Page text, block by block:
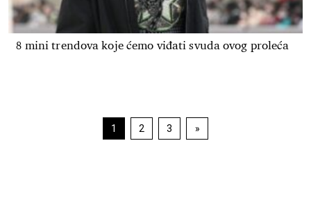
8 mini trendova koje ćemo viđati svuda ovog proleća
Strana
1
Strana
2
Strana
3 »